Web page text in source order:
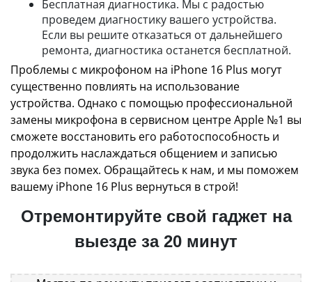
Бесплатная диагностика. Мы с радостью
проведем диагностику вашего устройства.
Если вы решите отказаться от дальнейшего
ремонта, диагностика останется бесплатной.
Проблемы с микрофоном на iPhone 16 Plus могут
существенно повлиять на использование
устройства. Однако с помощью профессиональной
замены микрофона в сервисном центре Apple №1 вы
сможете восстановить его работоспособность и
продолжить наслаждаться общением и записью
звука без помех. Обращайтесь к нам, и мы поможем
вашему iPhone 16 Plus вернуться в строй!
Отремонтируйте свой гаджет на
выезде за 20 минут